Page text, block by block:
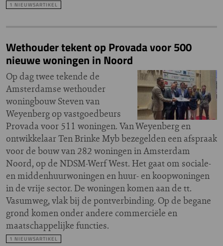
1 NIEUWSARTIKEL
Wethouder tekent op Provada voor 500
nieuwe woningen in Noord
Op dag twee tekende de
Amsterdamse wethouder
woningbouw Steven van
Weyenberg op vastgoedbeurs
Provada voor 511 woningen. Van Weyenberg en
ontwikkelaar Ten Brinke Myb bezegelden een afspraak
voor de bouw van 282 woningen in Amsterdam
Noord, op de NDSM-Werf West. Het gaat om sociale-
en middenhuurwoningen en huur- en koopwoningen
in de vrije sector. De woningen komen aan de tt.
Vasumweg, vlak bij de pontverbinding. Op de begane
grond komen onder andere commerciële en
maatschappelijke functies.
1 NIEUWSARTIKEL